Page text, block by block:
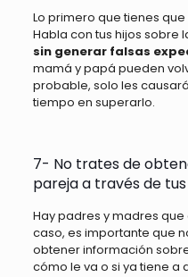
Lo primero que tienes
Habla con tus hijos sobre
sin generar falsas
mamá y papá pueden
probable, solo les
tiempo en superarlo.
7- No trates de
pareja a través de tus
Hay padres y madres que
caso, es importante que
obtener información
cómo le va o si ya tiene a